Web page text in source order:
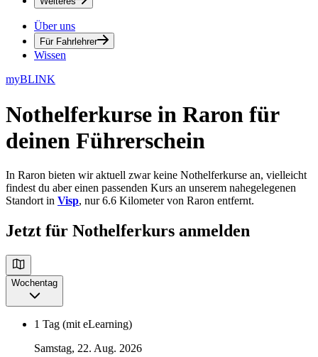
Über uns
Für Fahrlehrer
Wissen
myBLINK
Nothelferkurse in Raron für
deinen Führerschein
In Raron bieten wir aktuell zwar keine Nothelferkurse an, vielleicht
findest du aber einen passenden Kurs an unserem nahegelegenen
Standort in Visp, nur 6.6 Kilometer von Raron entfernt.
Jetzt für Nothelferkurs anmelden
Wochentag
1 Tag (mit eLearning)
Samstag, 22. Aug. 2026